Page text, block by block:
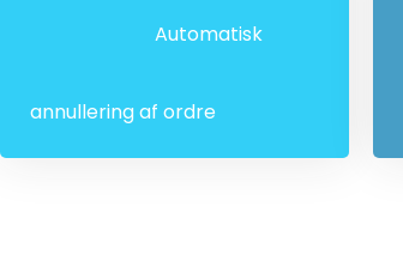
Automatisk
annullering af ordre